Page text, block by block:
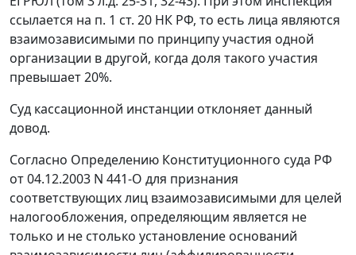
ссылается на п. 1 ст. 20 НК РФ, то есть лица являются
взаимозависимыми по принципу участия одной
организации в другой, когда доля такого участия
превышает 20%.
Суд кассационной инстанции отклоняет данный
довод.
Согласно Определению Конституционного суда РФ
от 04.12.2003 N 441-О для признания
соответствующих лиц взаимозависимыми для целей
налогообложения, определяющим является не
только и не столько установление оснований